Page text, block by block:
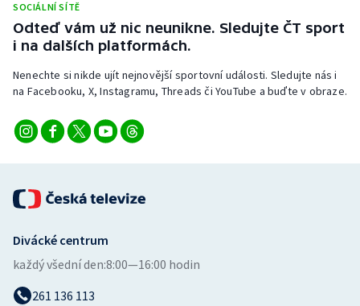
Veslování
Volejbal
Ostatní
SOCIÁLNÍ SÍTĚ
Odteď vám už nic neunikne. Sledujte ČT sport
i na dalších platformách.
Nenechte si nikde ujít nejnovější sportovní události. Sledujte nás i
na Facebooku, X, Instagramu, Threads či YouTube a buďte v obraze.
Divácké centrum
každý všední den:8:00—16:00 hodin
261 136 113